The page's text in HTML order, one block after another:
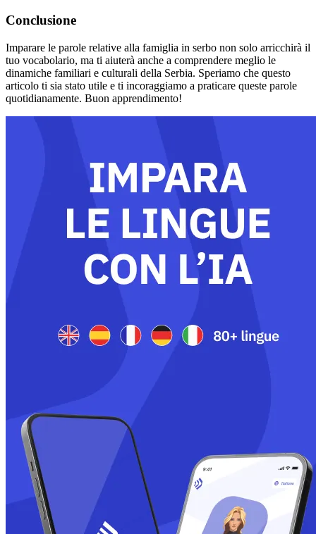
Conclusione
Imparare le parole relative alla famiglia in serbo non solo arricchirà il
tuo vocabolario, ma ti aiuterà anche a comprendere meglio le
dinamiche familiari e culturali della Serbia. Speriamo che questo
articolo ti sia stato utile e ti incoraggiamo a praticare queste parole
quotidianamente. Buon apprendimento!